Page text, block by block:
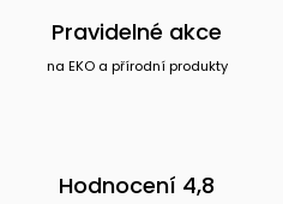
Pravidelné akce
na EKO a přírodní produkty
Hodnocení 4,8